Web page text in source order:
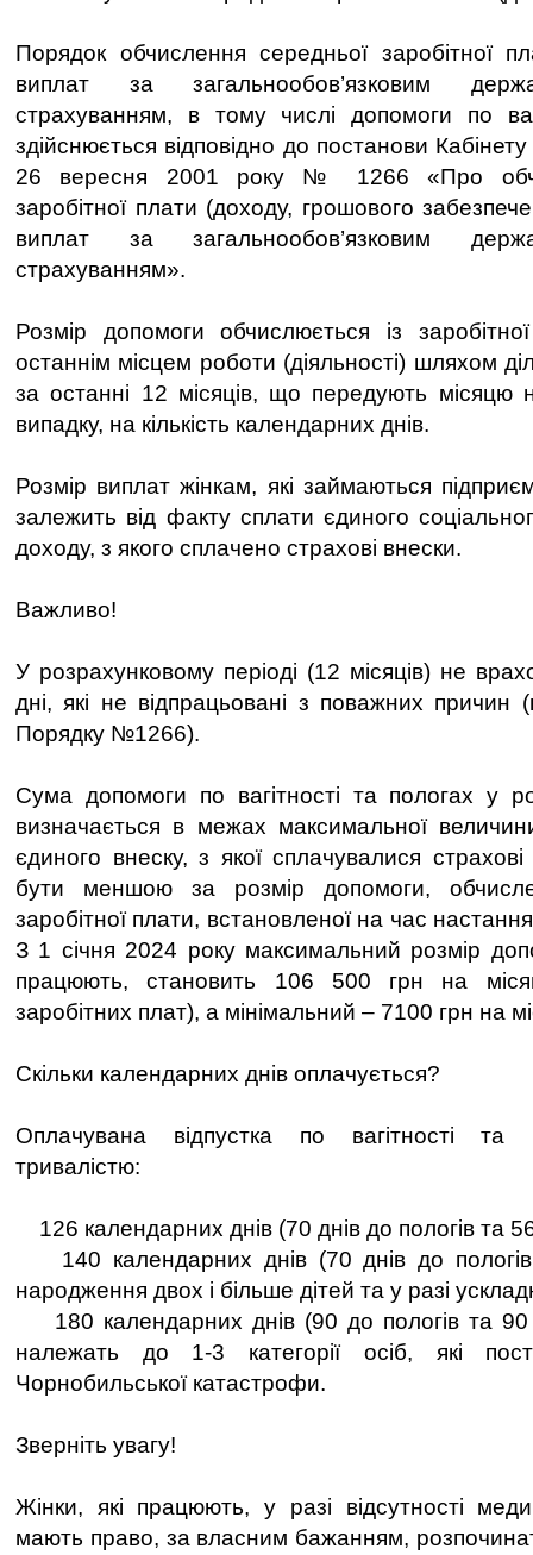
Порядок обчислення середньої заробітної
виплат за загальнообов’язковим
страхуванням, в тому числі допомоги по
здійснюється відповідно до постанови Кабінету
26 вересня 2001 року № 1266 «Про
заробітної плати (доходу, грошового
виплат за загальнообов’язковим
страхуванням».
Розмір допомоги обчислюється із
останнім місцем роботи (діяльності) шляхом
за останні 12 місяців, що передують місяцю
випадку, на кількість календарних днів.
Розмір виплат жінкам, які займаються
залежить від факту сплати єдиного
доходу, з якого сплачено страхові внески.
Важливо!
У розрахунковому періоді (12 місяців) не
дні, які не відпрацьовані з поважних причин
Порядку №1266).
Сума допомоги по вагітності та пологах у
визначається в межах максимальної
єдиного внеску, з якої сплачувалися
бути меншою за розмір допомоги,
заробітної плати, встановленої на час
З 1 січня 2024 року максимальний розмір
працюють, становить 106 500 грн на
заробітних плат), а мінімальний – 7100 грн на
Скільки календарних днів оплачується?
Оплачувана відпустка по вагітності та
тривалістю:
126 календарних днів (70 днів до пологів та
140 календарних днів (70 днів до пологів
народження двох і більше дітей та у разі
180 календарних днів (90 до пологів та 90
належать до 1-3 категорії осіб, які
Чорнобильської катастрофи.
Зверніть увагу!
Жінки, які працюють, у разі відсутності
мають право, за власним бажанням,